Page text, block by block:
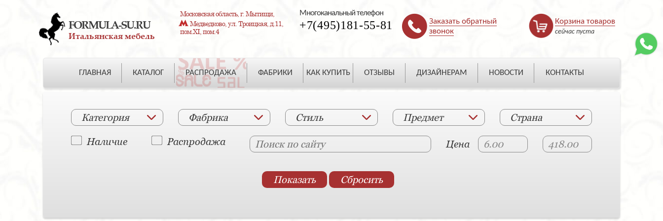
FORMULA-SU.RU
Итальянская мебель
Московская область, г. Мытищи,
Медведково, ул. Троицкая, д.11,
пом.XI, пом.4
Многоканальный телефон
+7(495)181-55-81
Заказать обратный
звонок
Корзина товаров
сейчас пуста
ГЛАВНАЯ КАТАЛОГ РАСПРОДАЖА ФАБРИКИ КАК КУПИТЬ ОТЗЫВЫ ДИЗАЙНЕРАМ НОВОСТИ КОНТАКТЫ
Категория Фабрика Стиль Предмет Страна
Наличие Распродажа Цена